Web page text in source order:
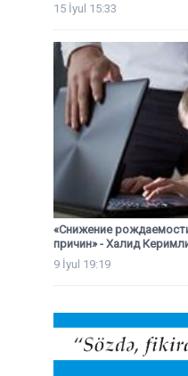
15 İyul 15:33
«Снижение
причин» - Халид
9 İyul 19:19